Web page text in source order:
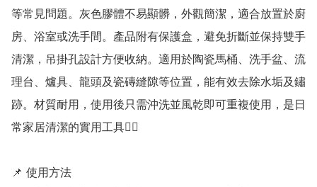
等常見問題。灰色膠體不易顯髒，外觀簡潔，適合放置於廚
房、浴室或洗手間。產品附有保護盒，避免折斷並保持雙手
清潔，吊掛孔設計方便收納。適用於陶瓷馬桶、洗手盆、流
理台、爐具、龍頭及瓷磚縫隙等位置，能有效去除水垢及鏽
跡。材質耐用，使用後只需沖洗並風乾即可重複使用，是日
常家居清潔的實用工具👍🏻
📌 使用方法